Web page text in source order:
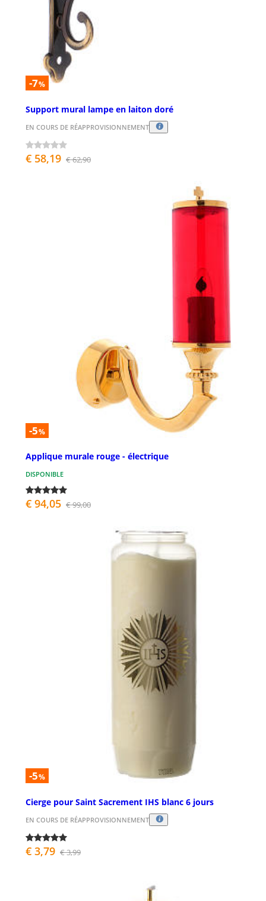
-7%
Support mural lampe en laiton doré
EN COURS DE RÉAPPROVISIONNEMENT
€ 58,19 € 62,90
-5%
Applique murale rouge - électrique
DISPONIBLE
€ 94,05 € 99,00
-5%
Cierge pour Saint Sacrement IHS blanc 6 jours
EN COURS DE RÉAPPROVISIONNEMENT
€ 3,79 € 3,99